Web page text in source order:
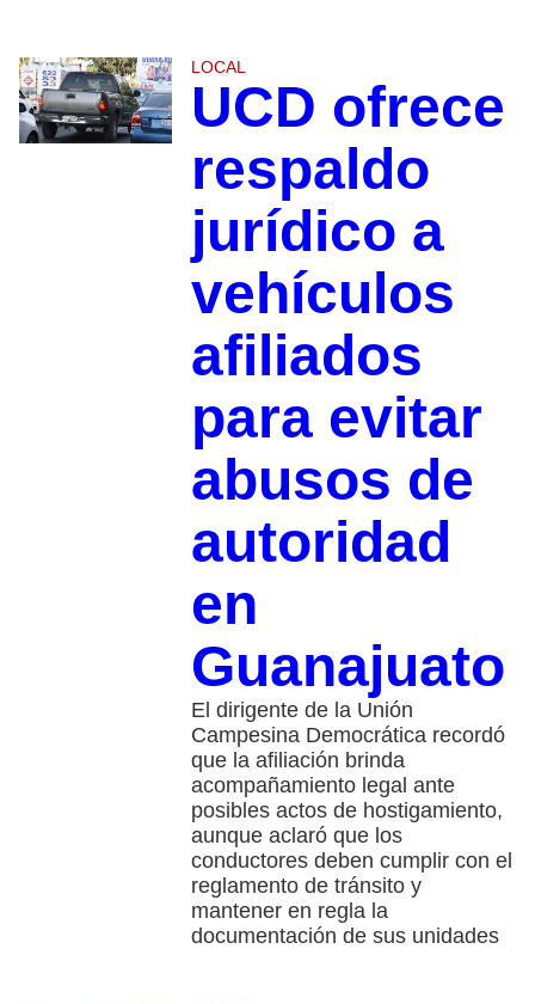
LOCAL
UCD ofrece
respaldo
jurídico a
vehículos
afiliados
para evitar
abusos de
autoridad
en
Guanajuato
El dirigente de la Unión
Campesina Democrática recordó
que la afiliación brinda
acompañamiento legal ante
posibles actos de hostigamiento,
aunque aclaró que los
conductores deben cumplir con el
reglamento de tránsito y
mantener en regla la
documentación de sus unidades